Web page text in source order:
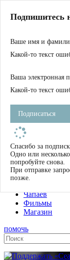
Магазин
Журнал
Школа
Устав
Фильмы
Имена
Тэги
О нас
Журнал
Книги
Чапаев
Фильмы
Магазин
помочь
Подпишитесь
Ваше имя и
Какой-то текст
Ваша электронная
Какой-то текст
Подписаться
Спасибо за
Одно или
попробуйте снова.
При отправке
позже.